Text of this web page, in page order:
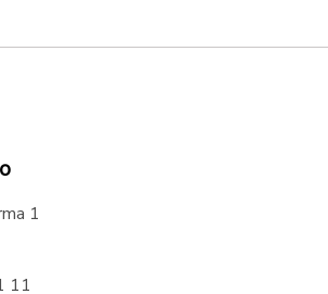
1
11